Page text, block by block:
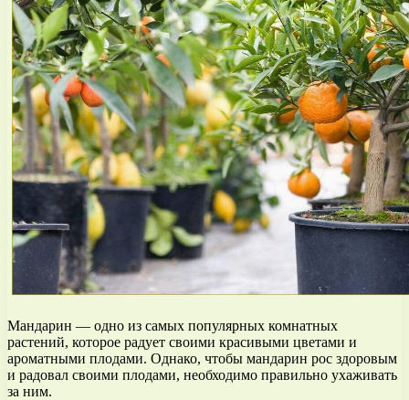
Мандарин — одно из самых популярных комнатных
растений, которое радует своими красивыми цветами и
ароматными плодами. Однако, чтобы мандарин рос здоровым
и радовал своими плодами, необходимо правильно ухаживать
за ним.